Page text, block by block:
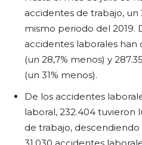
accidentes de trabajo, un
mismo periodo del 2019.
accidentes laborales han
(un 28,7% menos) y
(un 31% menos).
De los accidentes
laboral, 232.404 tuvieron
de trabajo, descendiendo
31.030 accidentes